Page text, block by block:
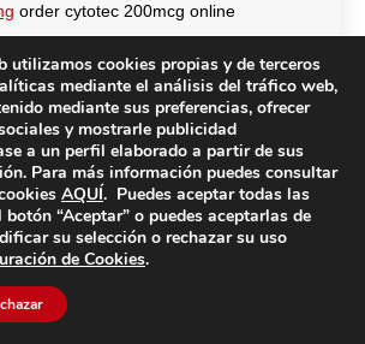
order cytotec 200mcg online
2024 en 02:44
dapoxetine 90mg pillbuy generic
cytotec 200mcg over the counter
utilizamos cookies propias y de terceros
mediante el análisis del tráfico web,
mediante sus preferencias, ofrecer
y mostrarle publicidad
a un perfil elaborado a partir de sus
Para más información puedes consultar
AQUÍ. Puedes aceptar todas las
“Aceptar” o puedes aceptarlas de
su selección o rechazar su uso
de Cookies.